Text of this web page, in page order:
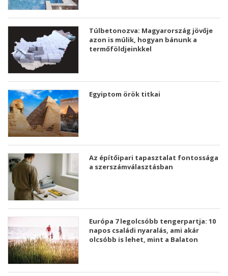
Túlbetonozva: Magyarország jövője
azon is múlik, hogyan bánunk a
termőföldjeinkkel
Egyiptom örök titkai
Az építőipari tapasztalat fontossága
a szerszámválasztásban
Európa 7 legolcsóbb tengerpartja: 10
napos családi nyaralás, ami akár
olcsóbb is lehet, mint a Balaton